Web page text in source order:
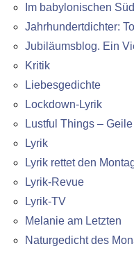
Im babylonischen
Jahrhundertdichter:
Jubiläumsblog. Ein
Kritik
Liebesgedichte
Lockdown-Lyrik
Lustful Things –
Lyrik
Lyrik rettet den
Lyrik-Revue
Lyrik-TV
Melanie am Letzten
Naturgedicht des